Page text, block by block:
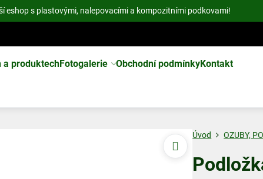
eshop s plastovými, nalepovacími a kompozitními podkovami!
a produktechFotogalerie Obchodní podmínkyKontakt
Úvod OZUBY,